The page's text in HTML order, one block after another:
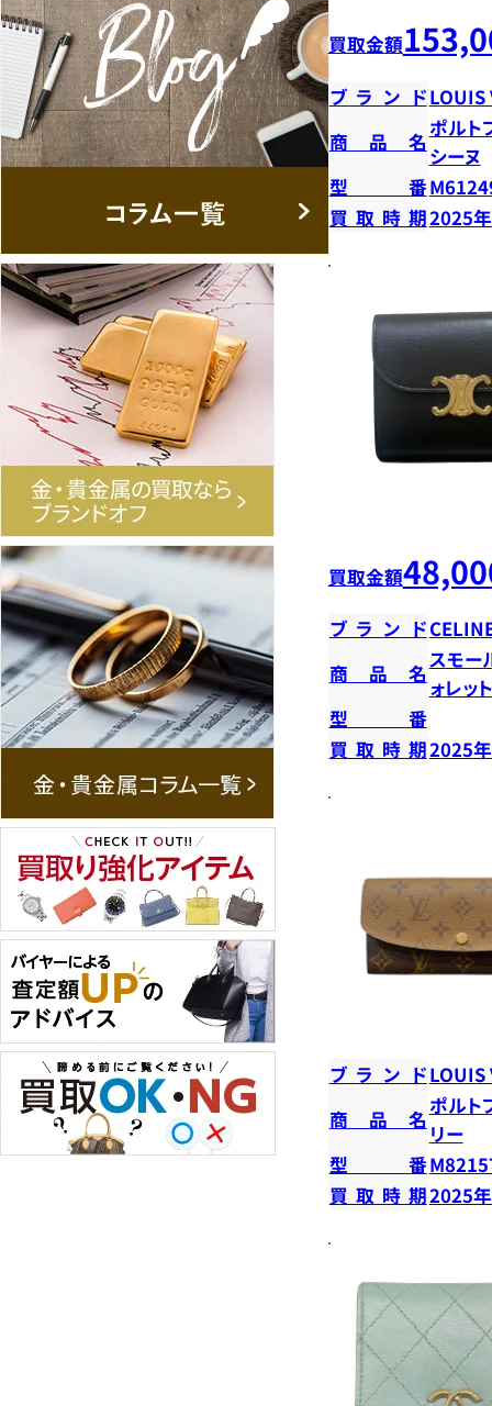
買取金額
ブランドLOUIS
商品名
ポルト
シーヌ
型番
買取時期2025
買取金額
ブランド
商品名
スモー
ォレッ
型番
買取時期2025
ブランドLOUIS
商品名
ポルト
リー
型番
買取時期2025